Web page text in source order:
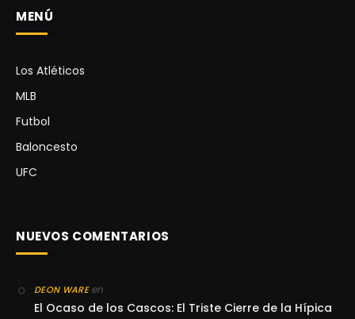
MENÚ
Los Atléticos
MLB
Futbol
Baloncesto
UFC
NUEVOS COMENTARIOS
DEON WAREen
El Ocaso de los Cascos: El Triste Cierre de la Hípica